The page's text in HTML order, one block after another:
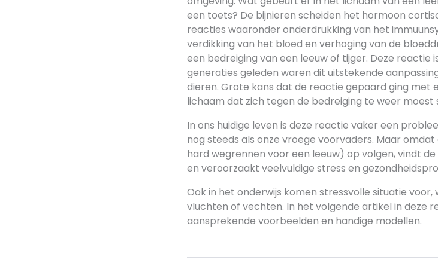
een toets? De bijnieren scheiden het hormoon
reacties waaronder onderdrukking van het
verdikking van het bloed en verhoging van de
een bedreiging van een leeuw of tijger. Deze reactie
generaties geleden waren dit uitstekende
dieren. Grote kans dat de reactie gepaard ging met
lichaam dat zich tegen de bedreiging te weer moest
In ons huidige leven is deze reactie vaker een
nog steeds als onze vroege voorvaders. Maar
hard wegrennen voor een leeuw) op volgen, vindt
en veroorzaakt veelvuldige stress en
Ook in het onderwijs komen stressvolle situatie
vluchten of vechten. In het volgende artikel in deze
aansprekende voorbeelden en handige modellen.